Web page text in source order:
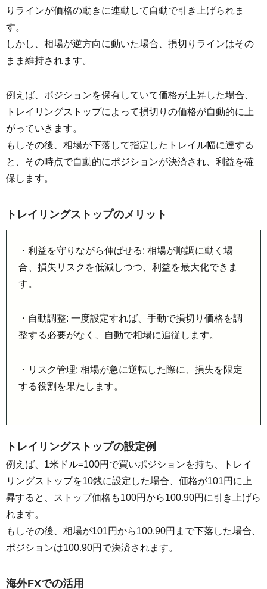
りラインが価格の動きに連動して自動で引き上げられま
す。
しかし、相場が逆方向に動いた場合、損切りラインはその
まま維持されます。
例えば、ポジションを保有していて価格が上昇した場合、
トレイリングストップによって損切りの価格が自動的に上
がっていきます。
もしその後、相場が下落して指定したトレイル幅に達する
と、その時点で自動的にポジションが決済され、利益を確
保します。
トレイリングストップのメリット
・利益を守りながら伸ばせる: 相場が順調に動く場
合、損失リスクを低減しつつ、利益を最大化できま
す。
・自動調整: 一度設定すれば、手動で損切り価格を調
整する必要がなく、自動で相場に追従します。
・リスク管理: 相場が急に逆転した際に、損失を限定
する役割を果たします。
トレイリングストップの設定例
例えば、1米ドル=100円で買いポジションを持ち、トレイ
リングストップを10銭に設定した場合、価格が101円に上
昇すると、ストップ価格も100円から100.90円に引き上げら
れます。
もしその後、相場が101円から100.90円まで下落した場合、
ポジションは100.90円で決済されます。
海外FXでの活用